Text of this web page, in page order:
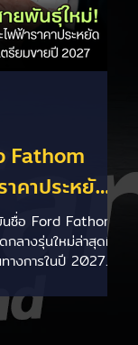
Fathom
าคาประหยัด
านบาท
2027 ท้าชน
ชื่อ Ford Fathom
กลางรุ่นใหม่ล่าสุดที่
ทางการในปี 2027
ะมาณ 9.92 แสน
ลตฟอร์มใหม่